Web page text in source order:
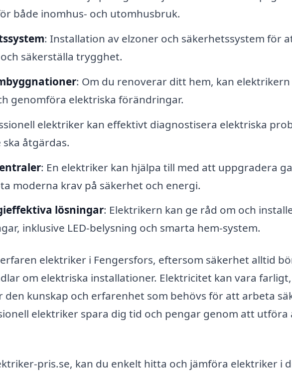
både inomhus- och utomhusbruk.
: Installation av elzoner och säkerhetssystem för
säkerställa trygghet.
: Om du renoverar ditt hem, kan elektrikern
genomföra elektriska förändringar.
elektriker kan effektivt diagnostisera elektriska
åtgärdas.
: En elektriker kan hjälpa till med att uppgradera
moderna krav på säkerhet och energi.
lösningar: Elektrikern kan ge råd om och
inklusive LED-belysning och smarta hem-system.
elektriker i Fengersfors, eftersom säkerhet alltid
om elektriska installationer. Elektricitet kan vara
kunskap och erfarenhet som behövs för att arbeta
elektriker spara dig tid och pengar genom att
pris.se, kan du enkelt hitta och jämföra elektriker i